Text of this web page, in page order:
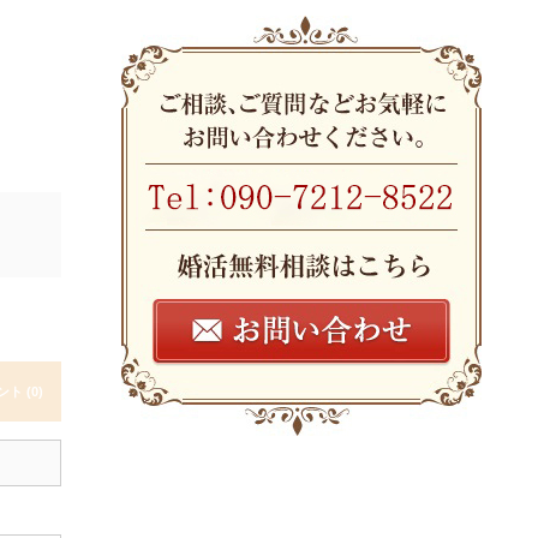
ト (0)